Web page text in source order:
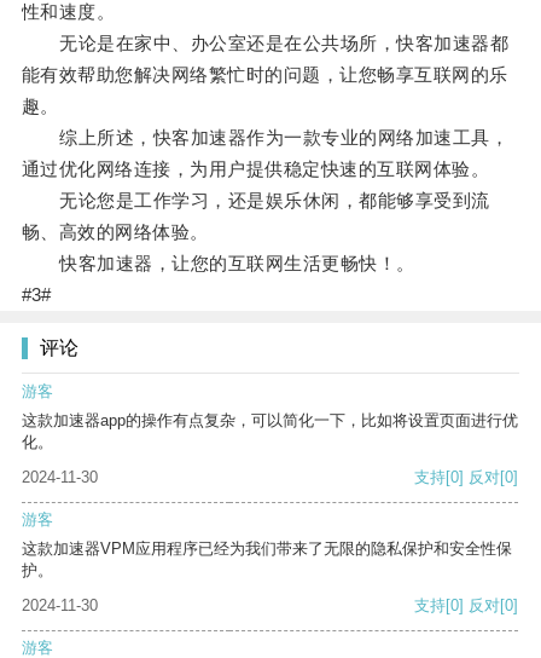
性和速度。
无论是在家中、办公室还是在公共场所，快客加速器都
能有效帮助您解决网络繁忙时的问题，让您畅享互联网的乐
趣。
综上所述，快客加速器作为一款专业的网络加速工具，
通过优化网络连接，为用户提供稳定快速的互联网体验。
无论您是工作学习，还是娱乐休闲，都能够享受到流
畅、高效的网络体验。
快客加速器，让您的互联网生活更畅快！。
#3#
评论
游客
这款加速器app的操作有点复杂，可以简化一下，比如将设置页面进行优
化。
2024-11-30
支持[0] 反对[0]
游客
这款加速器VPM应用程序已经为我们带来了无限的隐私保护和安全性保
护。
2024-11-30
支持[0] 反对[0]
游客